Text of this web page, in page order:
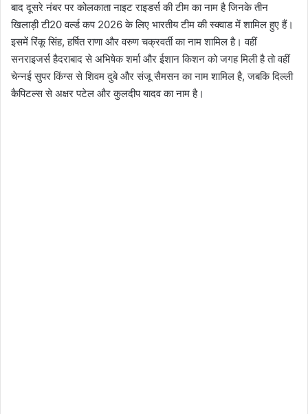
बाद दूसरे नंबर पर कोलकाता नाइट राइडर्स की टीम का नाम है जिनके तीन
खिलाड़ी टी20 वर्ल्ड कप 2026 के लिए भारतीय टीम की स्क्वाड में शामिल हुए हैं।
इसमें रिंकू सिंह, हर्षित राणा और वरुण चक्रवर्ती का नाम शामिल है। वहीं
सनराइजर्स हैदराबाद से अभिषेक शर्मा और ईशान किशन को जगह मिली है तो वहीं
चेन्नई सुपर किंग्स से शिवम दुबे और संजू सैमसन का नाम शामिल है, जबकि दिल्ली
कैपिटल्स से अक्षर पटेल और कुलदीप यादव का नाम है।